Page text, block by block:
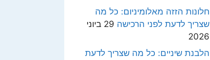
חלונות הזזה מאלומיניום: כל מה
שצריך לדעת לפני הרכישה
29 ביוני
2026
הלבנת שיניים: כל מה שצריך לדעת